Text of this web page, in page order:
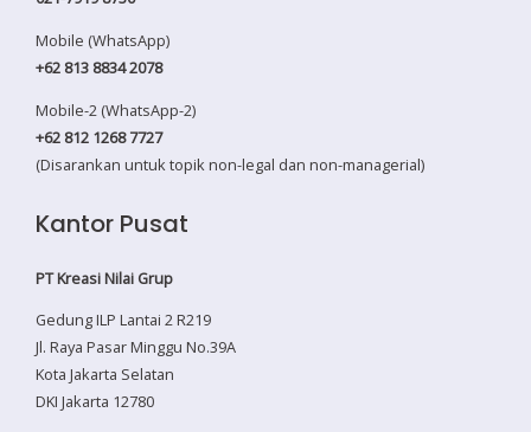
Mobile (WhatsApp)
+62 813 8834 2078
Mobile-2 (WhatsApp-2)
+62 812 1268 7727
(Disarankan untuk topik non-legal dan non-managerial)
Kantor Pusat
PT Kreasi Nilai Grup
Gedung ILP Lantai 2 R219
Jl. Raya Pasar Minggu No.39A
Kota Jakarta Selatan
DKI Jakarta 12780